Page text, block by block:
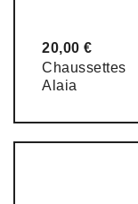
20,00 €
Chaussettes
Alaia